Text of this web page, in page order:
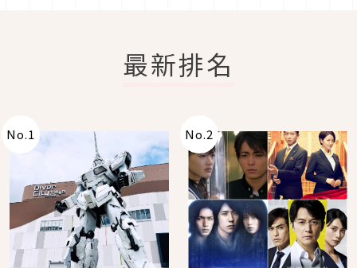
最新排名
No.1 No.2